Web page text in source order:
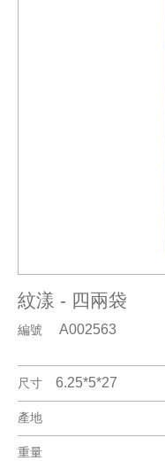
紋漾 - 四兩袋
編號 A002563
尺寸 6.25*5*27
產地
重量